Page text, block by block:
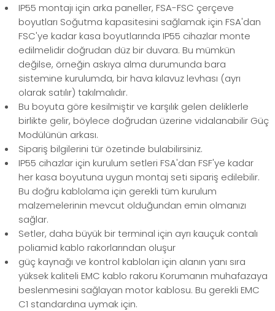
IP55 montajı için arka paneller, FSA-FSC çerçeve
boyutları Soğutma kapasitesini sağlamak için FSA'dan
FSC'ye kadar kasa boyutlarında IP55 cihazlar monte
edilmelidir doğrudan düz bir duvara. Bu mümkün
değilse, örneğin askıya alma durumunda bara
sistemine kurulumda, bir hava kılavuz levhası (ayrı
olarak satılır) takılmalıdır.
Bu boyuta göre kesilmiştir ve karşılık gelen deliklerle
birlikte gelir, böylece doğrudan üzerine vidalanabilir Güç
Modülünün arkası.
Sipariş bilgilerini tür özetinde bulabilirsiniz.
IP55 cihazlar için kurulum setleri FSA'dan FSF'ye kadar
her kasa boyutuna uygun montaj seti sipariş edilebilir.
Bu doğru kablolama için gerekli tüm kurulum
malzemelerinin mevcut olduğundan emin olmanızı
sağlar.
Setler, daha büyük bir terminal için ayrı kauçuk contalı
poliamid kablo rakorlarından oluşur
güç kaynağı ve kontrol kabloları için alanın yanı sıra
yüksek kaliteli EMC kablo rakoru Korumanın muhafazaya
beslenmesini sağlayan motor kablosu. Bu gerekli EMC
C1 standardına uymak için.